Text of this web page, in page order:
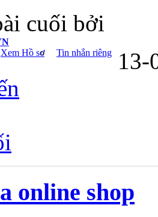
cuối bởi
Xem Hồ sơ
Tin nhắn riêng
online shop